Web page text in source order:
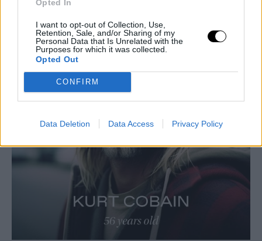
Opted In
I want to opt-out of Collection, Use,
Retention, Sale, and/or Sharing of my
Personal Data that Is Unrelated with the
Purposes for which it was collected.
Opted Out
CONFIRM
Data Deletion Data Access Privacy Policy